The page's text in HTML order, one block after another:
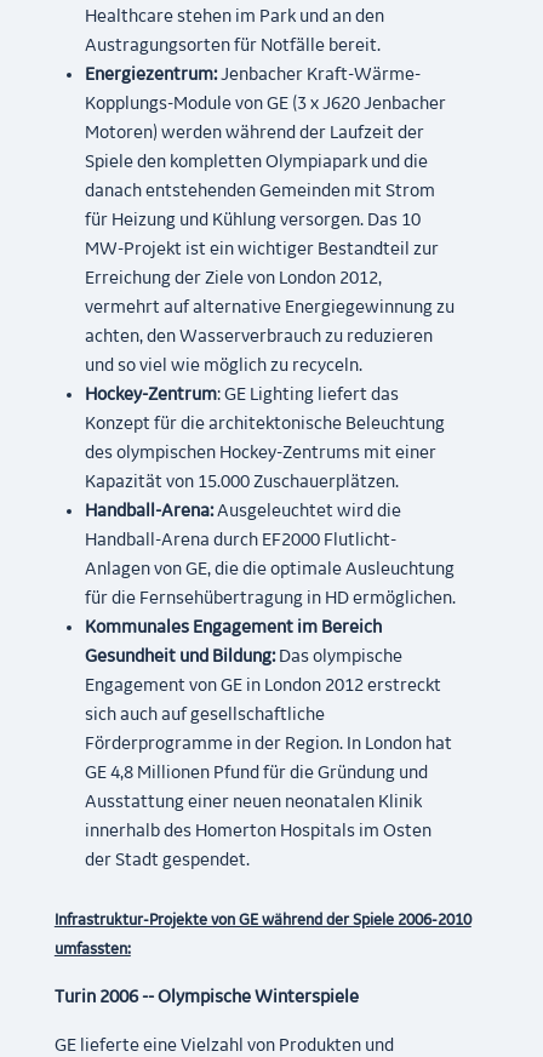
Healthcare stehen im Park und an den
Austragungsorten für Notfälle bereit.
Energiezentrum:Jenbacher Kraft-Wärme-
Kopplungs-Module von GE (3 x J620 Jenbacher
Motoren) werden während der Laufzeit der
Spiele den kompletten Olympiapark und die
danach entstehenden Gemeinden mit Strom
für Heizung und Kühlung versorgen. Das 10
MW-Projekt ist ein wichtiger Bestandteil zur
Erreichung der Ziele von London 2012,
vermehrt auf alternative Energiegewinnung zu
achten, den Wasserverbrauch zu reduzieren
und so viel wie möglich zu recyceln.
Hockey-Zentrum: GE Lighting liefert das
Konzept für die architektonische Beleuchtung
des olympischen Hockey-Zentrums mit einer
Kapazität von 15.000 Zuschauerplätzen.
Handball-Arena:Ausgeleuchtet wird die
Handball-Arena durch EF2000 Flutlicht-
Anlagen von GE, die die optimale Ausleuchtung
für die Fernsehübertragung in HD ermöglichen.
Kommunales Engagement im Bereich
Gesundheit und Bildung: Das olympische
Engagement von GE in London 2012 erstreckt
sich auch auf gesellschaftliche
Förderprogramme in der Region. In London hat
GE 4,8 Millionen Pfund für die Gründung und
Ausstattung einer neuen neonatalen Klinik
innerhalb des Homerton Hospitals im Osten
der Stadt gespendet.
Infrastruktur-Projekte von GE während der Spiele 2006-2010
umfassten:
Turin 2006 -- Olympische Winterspiele
GE lieferte eine Vielzahl von Produkten und